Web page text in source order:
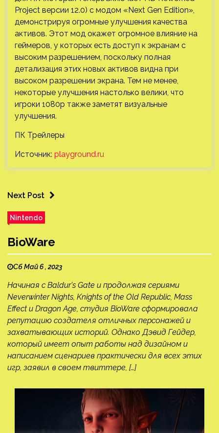
Project версии 12.0) с модом «Next Gen Edition»,
демонстрируя огромные улучшения качества
активов. Этот мод окажет огромное влияние на
геймеров, у которых есть доступ к экранам с
высоким разрешением, поскольку полная
детализация этих новых активов видна при
высоком разрешении экрана. Тем не менее,
некоторые улучшения настолько велики, что
игроки 1080p также заметят визуальные
улучшения.
ПК Трейлеры
Источник: playground.ru
Next Post
Nintendo
BioWare
Сб Май 6 , 2023
Начиная с Baldur's Gate и продолжая сериями
Neverwinter Nights, Knights of the Old Republic, Mass
Effect и Dragon Age, студия BioWare сформировала
репутацию создателя отличных персонажей и
захватывающих историй. Однако Дэвид Гейдер,
который имеет опыт работы над дизайном и
написанием сценариев практически для всех этих
игр, заявил в своем твиттере, […]